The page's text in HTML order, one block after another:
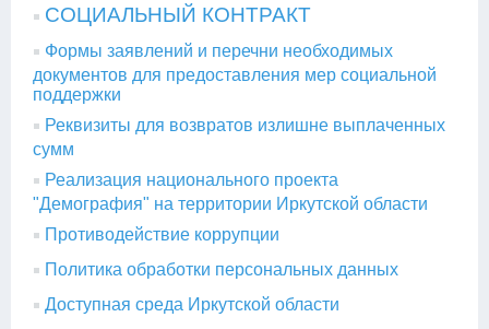
СОЦИАЛЬНЫЙ КОНТРАКТ
Формы заявлений и перечни необходимых
документов для предоставления мер социальной
поддержки
Реквизиты для возвратов излишне выплаченных
сумм
Реализация национального проекта
"Демография" на территории Иркутской области
Противодействие коррупции
Политика обработки персональных данных
Доступная среда Иркутской области